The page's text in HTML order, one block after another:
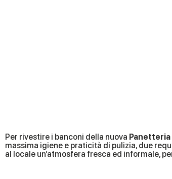
Per rivestire i banconi della nuova
massima igiene e praticità di pulizia, due
al locale un’atmosfera fresca ed informale,